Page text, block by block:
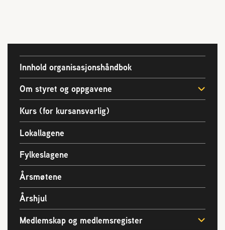
Sukkeravgiftsrefusjon
Prosjekter
Norges Birøkterlags standpunkt
Min side (Rubic)
Dampsagveien 14
2004 Lillestrøm
TEL 63 94 20 80
post@norbi.no
Innhold organisasjonshåndbok
Om styret og oppgavene
Kurs (for kursansvarlig)
Lokallagene
Fylkeslagene
Årsmøtene
Årshjul
Medlemskap og medlemsregister